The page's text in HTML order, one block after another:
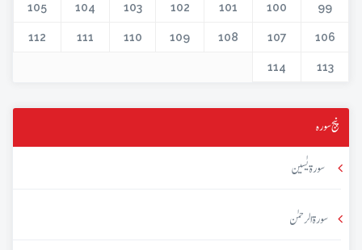
99
100
101
102
103
104
105
106
107
108
109
110
111
112
113
114
پنج سورہ
سورۃ یٰسین
سورۃ الرحمٰن